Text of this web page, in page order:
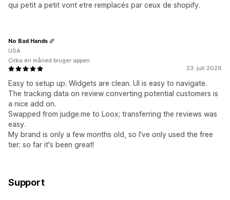
qui petit a petit vont etre remplacés par ceux de shopify.
23. juli 2026
Easy to setup up. Widgets are clean. UI is easy to navigate.
The tracking data on review converting potential customers is
a nice add on.
Swapped from judge.me to Loox; transferring the reviews was
easy.
My brand is only a few months old, so I've only used the free
tier; so far it's been great!
No Bad Hands
USA
Cirka en måned bruger appen
Support